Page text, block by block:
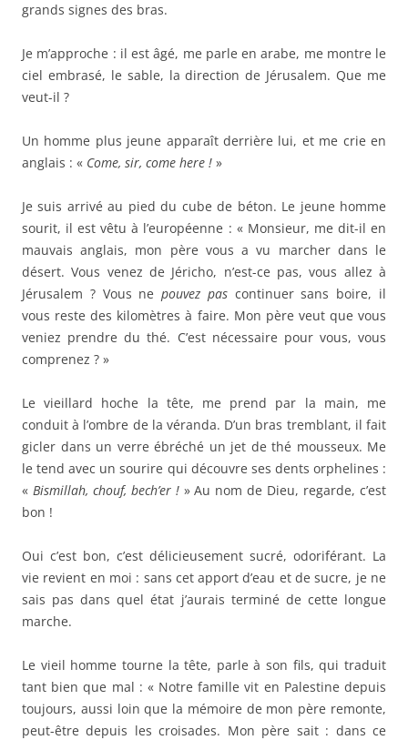
grands signes des bras.
Je m’approche : il est âgé, me parle en arabe, me montre le
ciel embrasé, le sable, la direction de Jérusalem. Que me
veut-il ?
Un homme plus jeune apparaît derrière lui, et me crie en
anglais : « Come, sir, come here ! »
Je suis arrivé au pied du cube de béton. Le jeune homme
sourit, il est vêtu à l’européenne : « Monsieur, me dit-il en
mauvais anglais, mon père vous a vu marcher dans le
désert. Vous venez de Jéricho, n’est-ce pas, vous allez à
Jérusalem ? Vous nepouvez pascontinuer sans boire, il
vous reste des kilomètres à faire. Mon père veut que vous
veniez prendre du thé. C’est nécessaire pour vous, vous
comprenez ? »
Le vieillard hoche la tête, me prend par la main, me
conduit à l’ombre de la véranda. D’un bras tremblant, il fait
gicler dans un verre ébréché un jet de thé mousseux. Me
le tend avec un sourire qui découvre ses dents orphelines :
« Bismillah, chouf, bech’er !» Au nom de Dieu, regarde, c’est
bon !
Oui c’est bon, c’est délicieusement sucré, odoriférant. La
vie revient en moi : sans cet apport d’eau et de sucre, je ne
sais pas dans quel état j’aurais terminé de cette longue
marche.
Le vieil homme tourne la tête, parle à son fils, qui traduit
tant bien que mal : « Notre famille vit en Palestine depuis
toujours, aussi loin que la mémoire de mon père remonte,
peut-être depuis les croisades. Mon père sait : dans ce